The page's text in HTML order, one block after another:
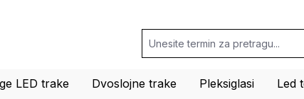
navigaciju
LED trake Dvoslojne trake Pleksiglasi Led